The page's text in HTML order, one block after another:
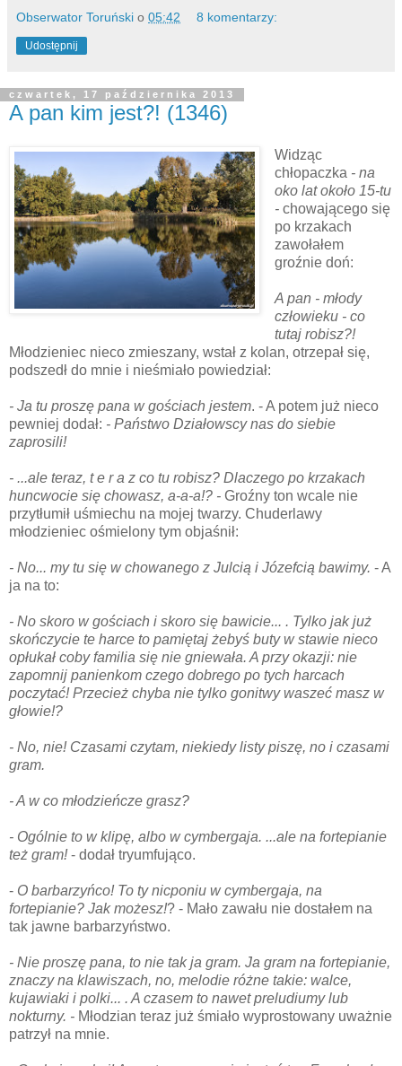
Obserwator Toruński o 05:42 8 komentarzy:
Udostępnij
czwartek, 17 października 2013
A pan kim jest?! (1346)
Widząc
chłopaczka - na
oko lat około 15-tu
-chowającego się
po krzakach
zawołałem
groźnie doń:
A pan - młody
człowieku - co
tutaj robisz?!
Młodzieniec nieco zmieszany, wstał z kolan, otrzepał się,
podszedł do mnie i nieśmiało powiedział:
- Ja tu proszę pana w gościach jestem. - A potem już nieco
pewniej dodał: - Państwo Działowscy nas do siebie
zaprosili!
- ...ale teraz, t e r a z co tu robisz? Dlaczego po krzakach
huncwocie się chowasz, a-a-a!? - Groźny ton wcale nie
przytłumił uśmiechu na mojej twarzy. Chuderlawy
młodzieniec ośmielony tym objaśnił:
- No... my tu się w chowanego z Julcią i Józefcią bawimy. - A
ja na to:
- No skoro w gościach i skoro się bawicie... . Tylko jak już
skończycie te harce to pamiętaj żebyś buty w stawie nieco
opłukał coby familia się nie gniewała. A przy okazji: nie
zapomnij panienkom czego dobrego po tych harcach
poczytać! Przecież chyba nie tylko gonitwy waszeć masz w
głowie!?
- No, nie! Czasami czytam, niekiedy listy piszę, no i czasami
gram.
- A w co młodzieńcze grasz?
- Ogólnie to w klipę, albo w cymbergaja. ...ale na fortepianie
też gram!- dodał tryumfująco.
- O barbarzyńco! To ty nicponiu w cymbergaja, na
fortepianie? Jak możesz!? - Mało zawału nie dostałem na
tak jawne barbarzyństwo.
- Nie proszę pana, to nie tak ja gram. Ja gram na fortepianie,
znaczy na klawiszach, no, melodie różne takie: walce,
kujawiaki i polki... . A czasem to nawet preludiumy lub
nokturny. - Młodzian teraz już śmiało wyprostowany uważnie
patrzył na mnie.